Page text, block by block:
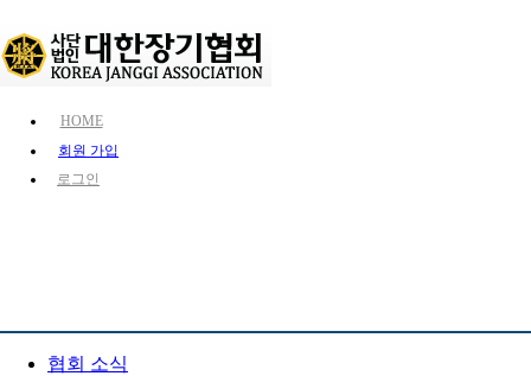
HOME
회원 가입
로그인
협회 소식